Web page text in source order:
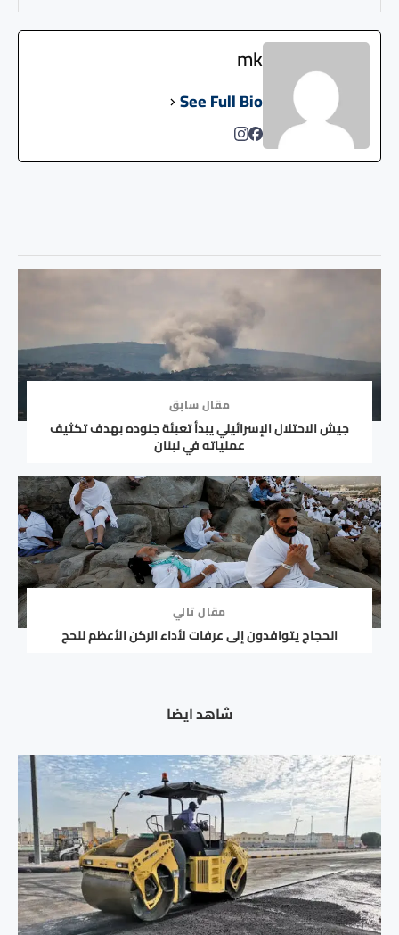
mk
See Full Bio
مقال سابق
جيش الاحتلال الإسرائيلي يبدأ تعبئة جنوده بهدف تكثيف
عملياته في لبنان
مقال تالي
الحجاج يتوافدون إلى عرفات لأداء الركن الأعظم للحج
شاهد ايضا